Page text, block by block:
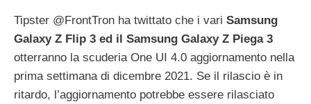
Tipster @FrontTron ha twittato che i vari Samsung
Galaxy Z Flip 3 ed il Samsung Galaxy Z Piega 3
otterranno la scuderia One UI 4.0 aggiornamento nella
prima settimana di dicembre 2021. Se il rilascio è in
ritardo, l’aggiornamento potrebbe essere rilasciato